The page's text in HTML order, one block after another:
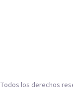
los derechos